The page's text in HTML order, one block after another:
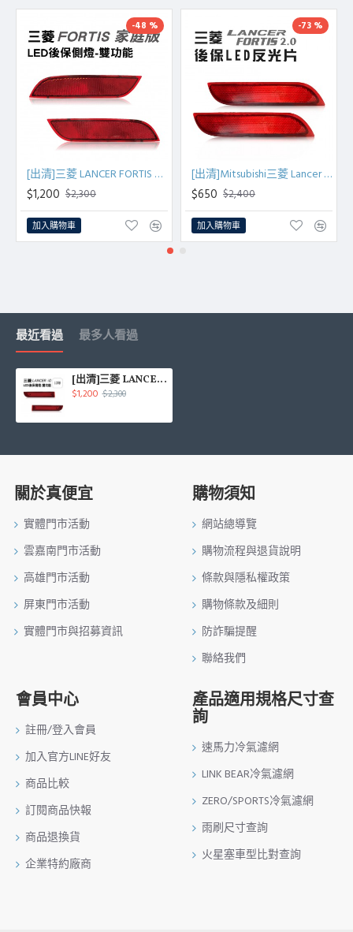
-48 %
[出清]三菱 LANCER FORTIS 家庭版 LED後保側燈-雙功能
$1,200 $2,300
加入購物車
-73 %
[出清]Mitsubishi三菱 Lancer FORTIS 2.0 後保LED反光片(紅)
$650 $2,400
加入購物車
最近看過 最多人看過
[出清]三菱 LANCER iO 2012 LED後保側燈-雙功能
$1,200 $2,300
關於真便宜
實體門市活動
雲嘉南門市活動
高雄門市活動
屏東門市活動
實體門市與招募資訊
購物須知
網站總導覽
購物流程與退貨說明
條款與隱私權政策
購物條款及細則
防詐騙提醒
聯絡我們
會員中心
註冊/登入會員
加入官方LINE好友
商品比較
訂閱商品快報
商品退換貨
企業特約廠商
產品適用規格尺寸查
詢
速馬力冷氣濾網
LINK BEAR冷氣濾網
ZERO/SPORTS冷氣濾網
雨刷尺寸查詢
火星塞車型比對查詢